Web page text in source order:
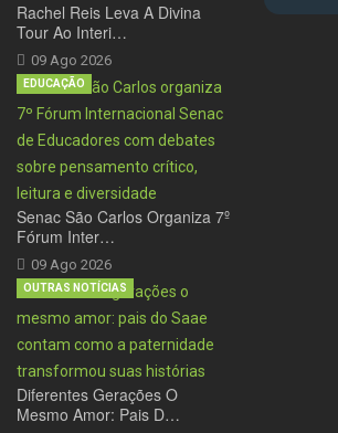
Rachel Reis Leva A Divina
Tour Ao Interi…
09 Ago 2026
Senac São Carlos Organiza 7º
Fórum Inter…
09 Ago 2026
EDUCAÇÃO
Diferentes Gerações O
Mesmo Amor: Pais D…
OUTRAS NOTÍCIAS